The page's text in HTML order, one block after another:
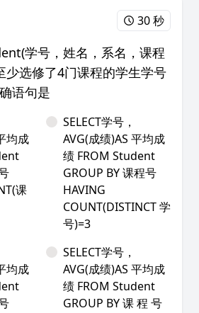
30 秒
学号，姓名，系名，课程
少选修了4门课程的学生学号
语句是
均成
课
SELECT学号，
AVG(成绩)AS 平均成
绩 FROM Student
GROUP BY 课程号
HAVING
COUNT(DISTINCT 学
号)=3
均成
SELECT学号，
AVG(成绩)AS 平均成
绩 FROM Student
GROUP BY 课 程 号